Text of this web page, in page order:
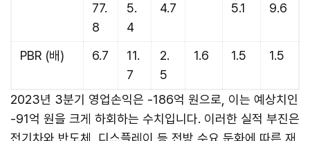
77.
8
5.
4
4.7
5.1
9.6
PBR (배) 6.7
11.
7
2.
5
1.6 1.5 1.5
2023년 3분기 영업손익은 -186억 원으로, 이는 예상치인
-91억 원을 크게 하회하는 수치입니다. 이러한 실적 부진은
전기차와 반도체, 디스플레이 등 전방 수요 둔화에 따른 재